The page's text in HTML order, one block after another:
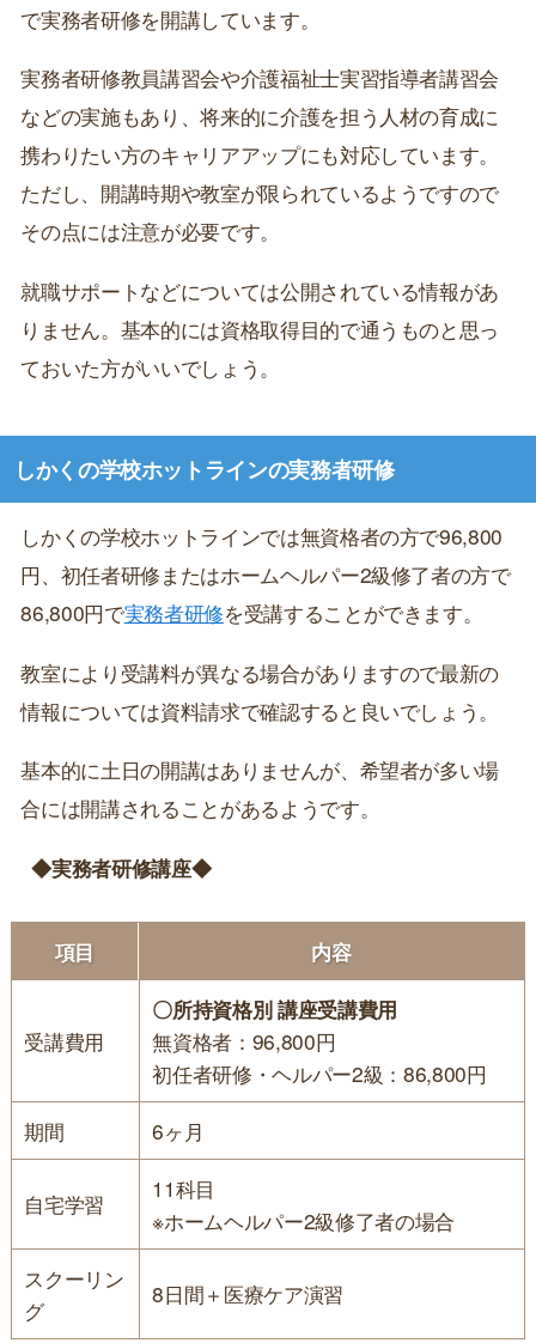
で実務者研修を開講しています。
実務者研修教員講習会や介護福祉士実習指導者講習会
などの実施もあり、将来的に介護を担う人材の育成に
携わりたい方のキャリアアップにも対応しています。
ただし、開講時期や教室が限られているようですので
その点には注意が必要です。
就職サポートなどについては公開されている情報があ
りません。基本的には資格取得目的で通うものと思っ
ておいた方がいいでしょう。
しかくの学校ホットラインの実務者研修
しかくの学校ホットラインでは無資格者の方で96,800
円、初任者研修またはホームヘルパー2級修了者の方で
86,800円で実務者研修を受講することができます。
教室により受講料が異なる場合がありますので最新の
情報については資料請求で確認すると良いでしょう。
基本的に土日の開講はありませんが、希望者が多い場
合には開講されることがあるようです。
◆実務者研修講座◆
項目 内容
受講費用
〇所持資格別 講座受講費用
無資格者：96,800円
初任者研修・ヘルパー2級：86,800円
期間
6ヶ月
自宅学習
11科目
※ホームヘルパー2級修了者の場合
スクーリン
グ
8日間＋医療ケア演習